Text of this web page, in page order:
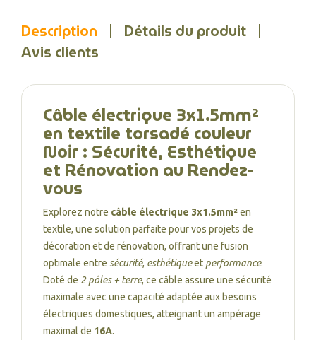
Description
Détails du produit
Avis clients
Câble électrique 3x1.5mm²
en textile torsadé couleur
Noir : Sécurité, Esthétique
et Rénovation au Rendez-
vous
Explorez notre câble électrique 3x1.5mm²en
textile, une solution parfaite pour vos projets de
décoration et de rénovation, offrant une fusion
optimale entre sécurité, esthétiqueet performance.
Doté de 2 pôles + terre, ce câble assure une sécurité
maximale avec une capacité adaptée aux besoins
électriques domestiques, atteignant un ampérage
maximal de 16A.